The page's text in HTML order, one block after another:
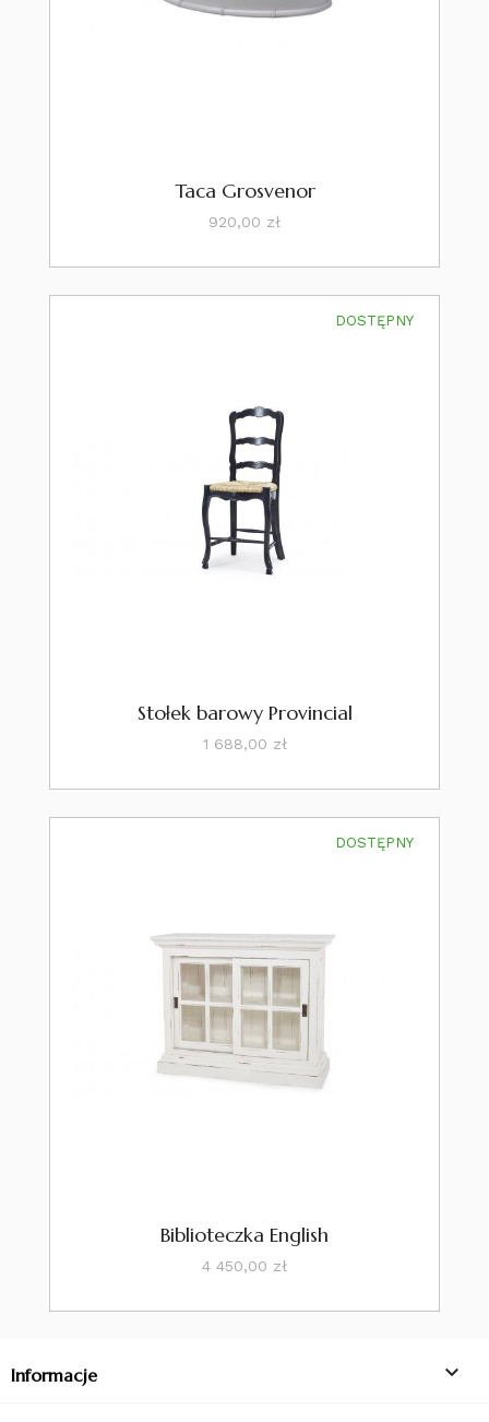
Taca Grosvenor
920,00 złCena
Stołek barowy Provincial
1 688,00 złCena
DOSTĘPNY
Biblioteczka English
4 450,00 złCena
DOSTĘPNY
Informacje 